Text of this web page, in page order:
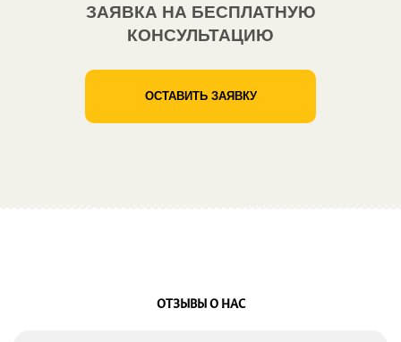
ЗАЯВКА НА БЕСПЛАТНУЮ
КОНСУЛЬТАЦИЮ
ОСТАВИТЬ ЗАЯВКУ
ОТЗЫВЫ О НАС